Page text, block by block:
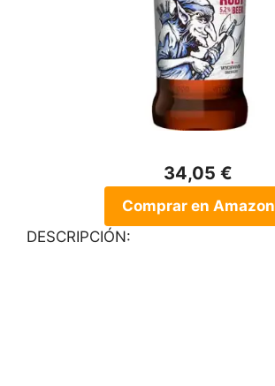
34,05 €
Comprar en Amazon
DESCRIPCIÓN: